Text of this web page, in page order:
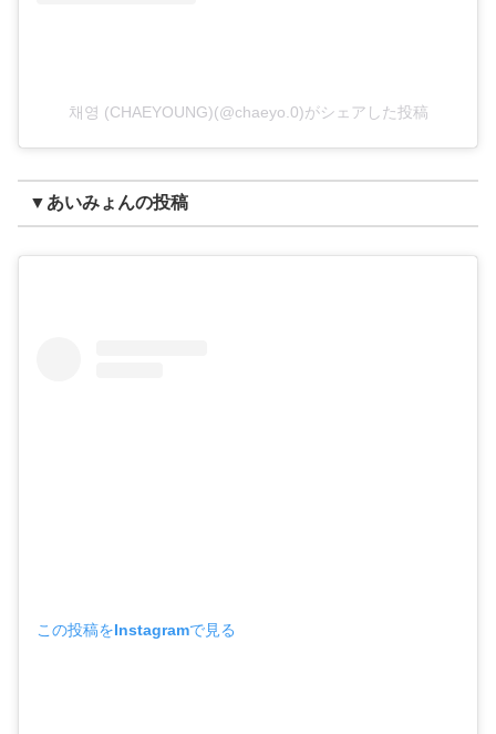
채영 (CHAEYOUNG)(@chaeyo.0)がシェアした投稿
▼あいみょんの投稿
この投稿をInstagramで見る